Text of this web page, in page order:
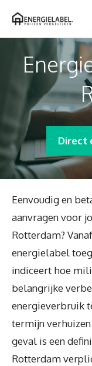
naar
Direct
Eenvoudig en
aanvragen voor
Rotterdam?
energielabel
indiceert hoe
belangrijke
energieverbruik
termijn
geval is een
Rotterdam